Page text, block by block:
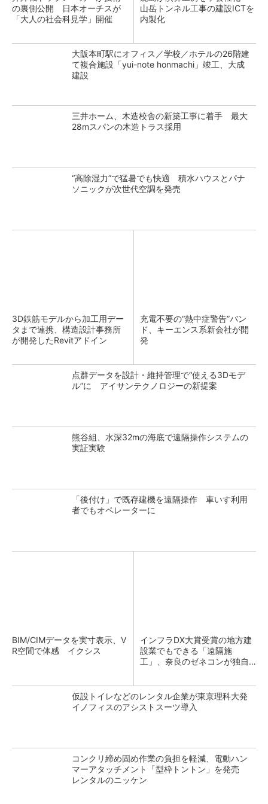
の裏側公開 日本オーチスが
「大人の社会科見学」開催
山岳トンネル工事の建設ICTを
内製化
大阪本町駅にオフィス／学校／ホテルの26階建
て複合施設「yui-note honmachi」竣工、大成
建設
三井ホーム、木造校舎の新築工事に着手 最大
28mスパンの木造トラス採用
“高除湿力”で猛暑でも快適 積水ハウスとパナ
ソニックが次世代空調を発売
3D鉄筋モデルから加工用デー
タまで連携、構造設計事務所
が開発したRevitアドイン
充電不要の“熱中症警告”バン
ド、キーエンス系新会社が開
発
点群データを設計・維持管理で“使える3Dモデ
ル”に アイサンテクノロジーの新提案
熊谷組、水深32mの海底で遠隔操作システムの
実証実験
「後付け」で既存建機を遠隔操作 車いす利用
者でもオペレーターに
BIM/CIMデータを実寸表示、V
R空間で体感 イクシス
インフラDX大賞受賞の地方建
設業でもできる「遠隔施
工」、奈良のゼネコンが独自
仮設トイレなどのレンタル企業が東京理科大発
イノフィスのアシストスーツ導入
コンクリ締め固め作業の負担を軽減、電動ハン
マーアタッチメント「型枠トントン」を発売
レンタルのニッケン